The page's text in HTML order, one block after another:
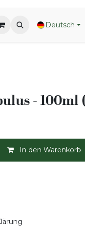
Deutsch
- 100ml
In den Warenkorb